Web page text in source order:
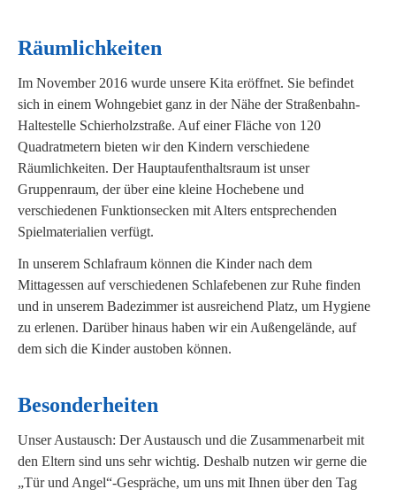
Räumlichkeiten
Im November 2016 wurde unsere Kita eröffnet. Sie befindet
sich in einem Wohngebiet ganz in der Nähe der Straßenbahn-
Haltestelle Schierholzstraße. Auf einer Fläche von 120
Quadratmetern bieten wir den Kindern verschiedene
Räumlichkeiten. Der Hauptaufenthaltsraum ist unser
Gruppenraum, der über eine kleine Hochebene und
verschiedenen Funktionsecken mit Alters entsprechenden
Spielmaterialien verfügt.
In unserem Schlafraum können die Kinder nach dem
Mittagessen auf verschiedenen Schlafebenen zur Ruhe finden
und in unserem Badezimmer ist ausreichend Platz, um Hygiene
zu erlenen. Darüber hinaus haben wir ein Außengelände, auf
dem sich die Kinder austoben können.
Besonderheiten
Unser Austausch: Der Austausch und die Zusammenarbeit mit
den Eltern sind uns sehr wichtig. Deshalb nutzen wir gerne die
„Tür und Angel“-Gespräche, um uns mit Ihnen über den Tag